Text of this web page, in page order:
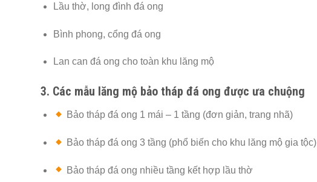
Lầu thờ, long đình đá ong
Bình phong, cổng đá ong
Lan can đá ong cho toàn khu lăng mộ
3. Các mẫu lăng mộ bảo tháp đá ong được ưa chuộng
Bảo tháp đá ong 1 mái – 1 tầng (đơn giản, trang nhã)
Bảo tháp đá ong 3 tầng (phổ biến cho khu lăng mộ gia tộc)
Bảo tháp đá ong nhiều tầng kết hợp lầu thờ